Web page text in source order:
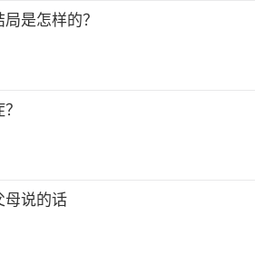
是怎样的？
母说的话